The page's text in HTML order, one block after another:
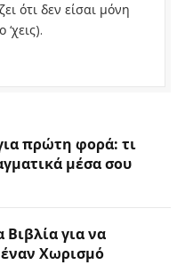
ότι δεν είσαι μόνη
‘χεις).
πρώτη φορά: τι
μέσα σου
Βιβλία για να
Χωρισμό